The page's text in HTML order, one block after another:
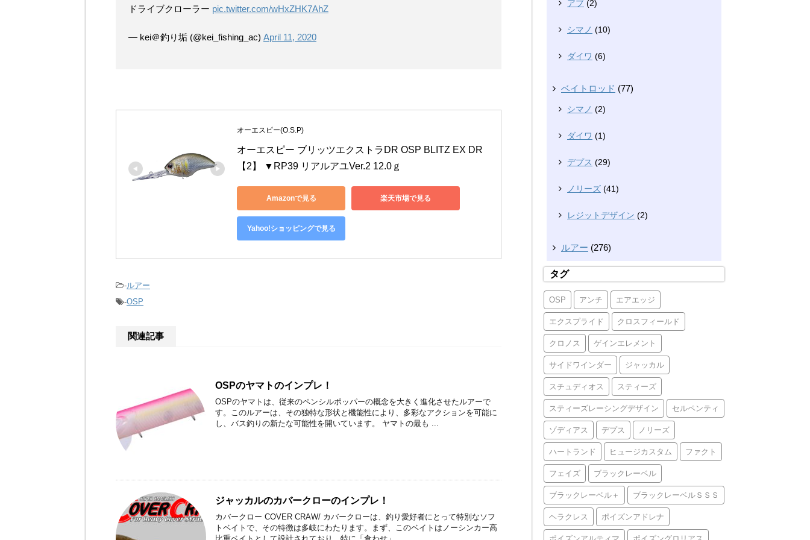
ドライブクローラー pic.twitter.com/wHxZHK7AhZ
— kei＠釣り垢 (@kei_fishing_ac) April 11, 2020
オーエスピー(O.S.P)
オーエスピー ブリッツエクストラDR OSP BLITZ EX DR
【2】 ▼RP39 リアルアユVer.2 12.0ｇ
Amazonで見る 楽天市場で見る
Yahoo!ショッピングで見る
-ルアー
-OSP
関連記事
OSPのヤマトのインプレ！
OSPのヤマトは、従来のペンシルポッパーの概念を大きく進化させたルアーで
す。このルアーは、その独特な形状と機能性により、多彩なアクションを可能に
し、バス釣りの新たな可能性を開いています。 ヤマトの最も ...
ジャッカルのカバークローのインプレ！
カバークロー COVER CRAW/ カバークローは、釣り愛好者にとって特別なソフ
トベイトで、その特徴は多岐にわたります。まず、このベイトはノーシンカー高
アブ (2)
シマノ (10)
ダイワ (6)
ベイトロッド (77)
シマノ (2)
ダイワ (1)
デプス (29)
ノリーズ (41)
レジットデザイン (2)
ルアー (276)
タグ
OSP アンチ エアエッジ
エクスプライド クロスフィールド
クロノス ゲインエレメント
サイドワインダー ジャッカル
スチュディオス スティーズ
スティーズレーシングデザイン セルペンティ
ゾディアス デプス ノリーズ
ハートランド ヒュージカスタム ファクト
フェイズ ブラックレーベル
ブラックレーベル＋ ブラックレーベルＳＳＳ
ヘラクレス ポイズンアドレナ